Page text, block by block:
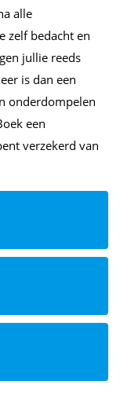
alle
zelf bedacht en
jullie reeds
is dan een
onderdompelen
een
verzekerd van